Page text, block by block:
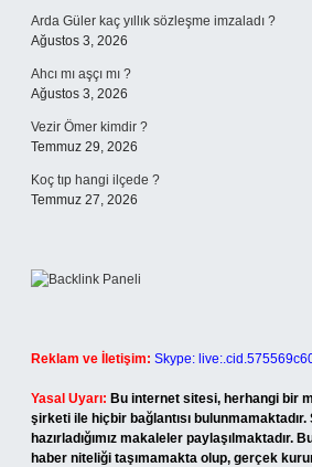
Arda Güler kaç yıllık sözleşme imzaladı ?
Ağustos 3, 2026
Ahcı mı aşçı mı ?
Ağustos 3, 2026
Vezir Ömer kimdir ?
Temmuz 29, 2026
Koç tıp hangi ilçede ?
Temmuz 27, 2026
Reklam ve İletişim: Skype:
Yasal Uyarı: Bu internet sitesi, herhangi bir
şirketi ile hiçbir bağlantısı bulunmamaktadır.
hazırladığımız makaleler paylaşılmaktadır.
haber niteliği taşımamakta olup, gerçek